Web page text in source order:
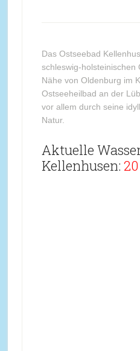
Das Ostseebad
schleswig-holsteinischen
Nähe von Oldenburg im
Ostseeheilbad an der
vor allem durch seine
Natur.
Aktuelle
Kellenhusen: 20